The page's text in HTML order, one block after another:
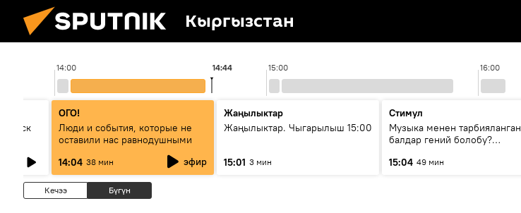
Кыргызстан
14:00 15:00 16:00
14:44
ОГО!
Люди и события, которые не
оставили нас равнодушными
14:04 38 мин эфир
Жаңылыктар
Жаңылыктар. Чыгарылыш 15:00
15:01 3 мин
Стимул
Музыка менен тарбияланган
балдар гений болобу?
музыканын орду
15:04 49 мин
Кечээ Бүгүн